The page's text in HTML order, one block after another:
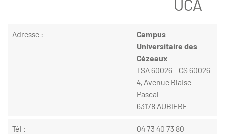
UCA
Adresse :
Campus
Universitaire des
Cézeaux
TSA 60026 - CS 60026
4, Avenue Blaise
Pascal
63178 AUBIERE
Tél : 04 73 40 73 80